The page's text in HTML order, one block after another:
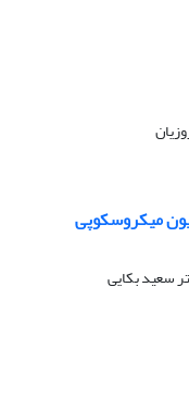
میکروسکوپی
سعید بکایی